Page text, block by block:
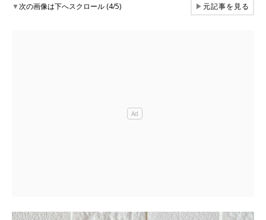
▼次の画像は下へスクロール (4/5) ▶元記事を見る